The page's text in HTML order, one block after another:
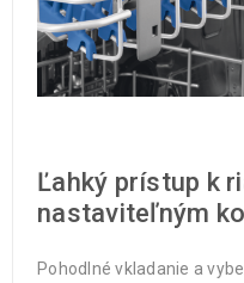
Ľahký prístup k
nastaviteľným
Pohodlné vkladanie a